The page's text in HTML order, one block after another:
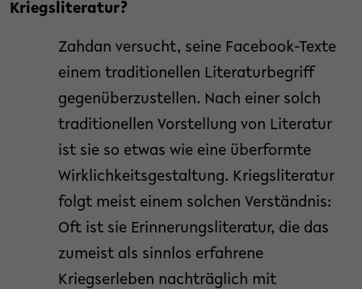
Kriegsliteratur?
Zahdan versucht, seine Facebook-Texte
einem traditionellen Literaturbegriff
gegenüberzustellen. Nach einer solch
traditionellen Vorstellung von Literatur
ist sie so etwas wie eine überformte
Wirklichkeitsgestaltung. Kriegsliteratur
folgt meist einem solchen Verständnis:
Oft ist sie Erinnerungsliteratur, die das
zumeist als sinnlos erfahrene
Kriegserleben nachträglich mit